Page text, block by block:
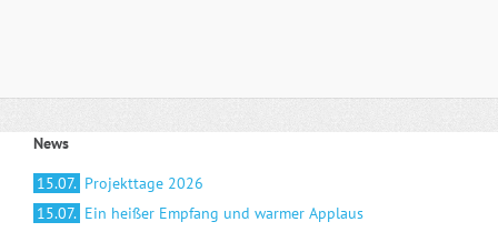
News
15.07. Projekttage 2026
15.07. Ein heißer Empfang und warmer Applaus